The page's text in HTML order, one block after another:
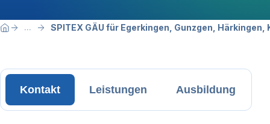
Breadcrumbnavigation
Sie befinden sich hier:
Home ... SPITEX GÄU für Egerkingen, Gunzgen,
Kontakt Leistungen Ausbildung